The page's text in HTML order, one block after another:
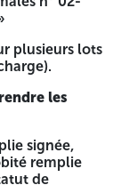
ET
DE :
AVEC
2026
plusieurs lots
les
signée,
remplie
de